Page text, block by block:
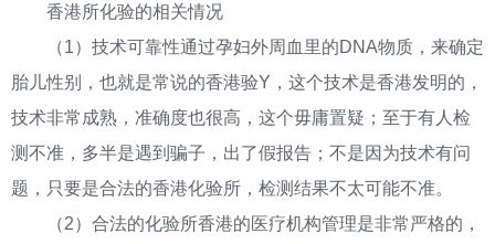
香港所化验的相关情况
（1）技术可靠性通过孕妇外周血里的DNA物质，来确定
胎儿性别，也就是常说的香港验Y，这个技术是香港发明的，
技术非常成熟，准确度也很高，这个毋庸置疑；至于有人检
测不准，多半是遇到骗子，出了假报告；不是因为技术有问
题，只要是合法的香港化验所，检测结果不太可能不准。
（2）合法的化验所香港的医疗机构管理是非常严格的，